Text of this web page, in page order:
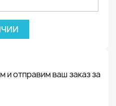
и отправим ваш заказ за